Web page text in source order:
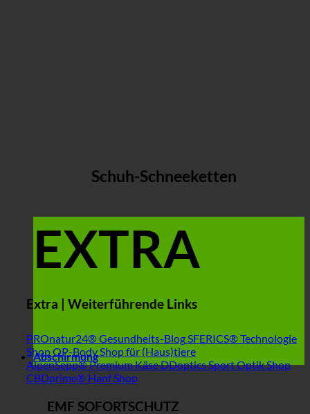
Schuh-Schneeketten
EXTRA
Extra | Weiterführende Links
PROnatur24® Gesundheits-Blog SFERICS® Technologie
ShopOP-Body Shop für (Haus)tiere
AlpenSepp® Premium KäseDDoptics Sport Optik Shop
CBDprime® Hanf Shop
Abschirmung
EMF SOFORTSCHUTZ